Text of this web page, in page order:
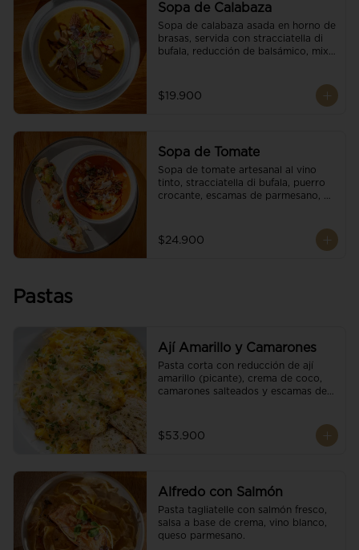
Sopa de Calabaza
Sopa de calabaza asada en horno de
brasas, servida con stracciatella di
bufala, reducción de balsámico, mix
$19.900
Sopa de Tomate
Sopa de tomate artesanal al vino
tinto, stracciatella di bufala, puerro
crocante, escamas de parmesano,
Acompañado de un tostón de pan
focaccia.
$24.900
Pastas
Ají Amarillo y Camarones
Pasta corta con reducción de ají
amarillo (picante), crema de coco,
camarones salteados y escamas de
$53.900
Alfredo con Salmón
Pasta tagliatelle con salmón fresco,
salsa a base de crema, vino blanco,
queso parmesano.